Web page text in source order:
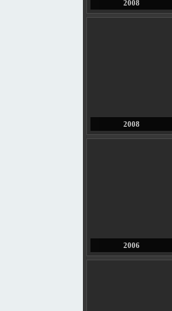
2008
2008
2006